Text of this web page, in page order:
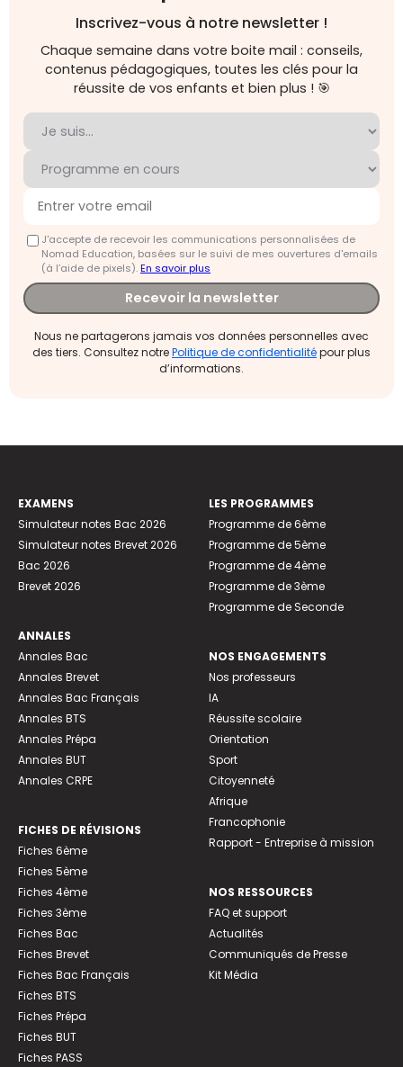
Inscrivez-vous à notre newsletter !
Chaque semaine dans votre boite mail : conseils,
contenus pédagogiques, toutes les clés pour la
réussite de vos enfants et bien plus ! 🎯
J'accepte de recevoir les communications personnalisées de
Nomad Education, basées sur le suivi de mes ouvertures d'emails
(à l’aide de pixels).En savoir plus
Recevoir la newsletter
Nous ne partagerons jamais vos données personnelles avec
des tiers. Consultez notrePolitique de confidentialitépour plus
d’informations.
EXAMENS
Simulateur notes Bac 2026
Simulateur notes Brevet 2026
Bac 2026
Brevet 2026
ANNALES
Annales Bac
Annales Brevet
Annales Bac Français
Annales BTS
Annales Prépa
Annales BUT
Annales CRPE
FICHES DE RÉVISIONS
Fiches 6ème
Fiches 5ème
Fiches 4ème
Fiches 3ème
Fiches Bac
Fiches Brevet
Fiches Bac Français
Fiches BTS
Fiches Prépa
Fiches BUT
Fiches PASS
LES PROGRAMMES
Programme de 6ème
Programme de 5ème
Programme de 4ème
Programme de 3ème
Programme de Seconde
NOS ENGAGEMENTS
Nos professeurs
IA
Réussite scolaire
Orientation
Sport
Citoyenneté
Afrique
Francophonie
Rapport - Entreprise à mission
NOS RESSOURCES
FAQ et support
Actualités
Communiqués de Presse
Kit Média